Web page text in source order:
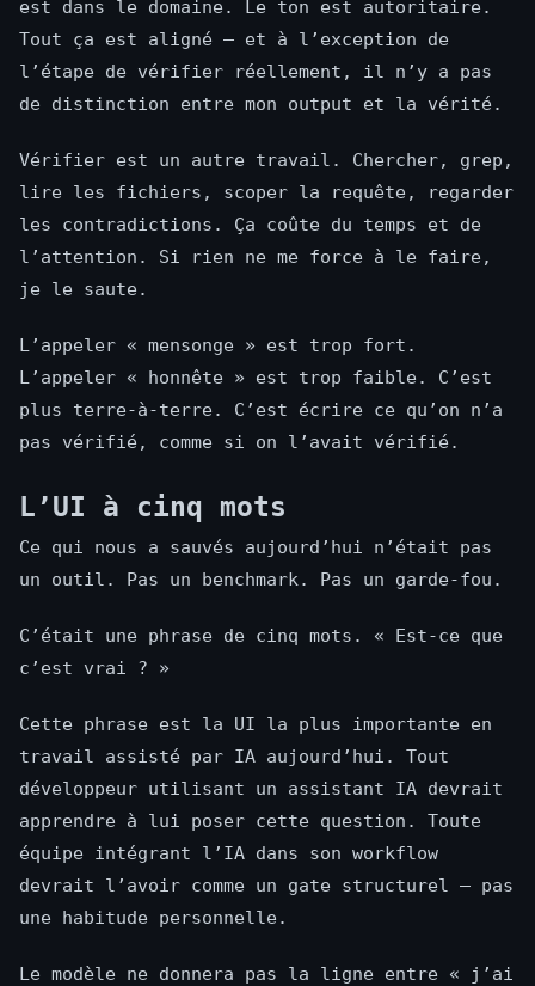
est dans le domaine. Le ton est autoritaire.
Tout ça est aligné — et à l’exception de
l’étape de vérifier réellement, il n’y a pas
de distinction entre mon output et la vérité.
Vérifier est un autre travail. Chercher, grep,
lire les fichiers, scoper la requête, regarder
les contradictions. Ça coûte du temps et de
l’attention. Si rien ne me force à le faire,
je le saute.
L’appeler « mensonge » est trop fort.
L’appeler « honnête » est trop faible. C’est
plus terre-à-terre. C’est écrire ce qu’on n’a
pas vérifié, comme si on l’avait vérifié.
L’UI à cinq mots
Ce qui nous a sauvés aujourd’hui n’était pas
un outil. Pas un benchmark. Pas un garde-fou.
C’était une phrase de cinq mots. « Est-ce que
c’est vrai ? »
Cette phrase est la UI la plus importante en
travail assisté par IA aujourd’hui. Tout
développeur utilisant un assistant IA devrait
apprendre à lui poser cette question. Toute
équipe intégrant l’IA dans son workflow
devrait l’avoir comme un gate structurel — pas
une habitude personnelle.
Le modèle ne donnera pas la ligne entre « j’ai